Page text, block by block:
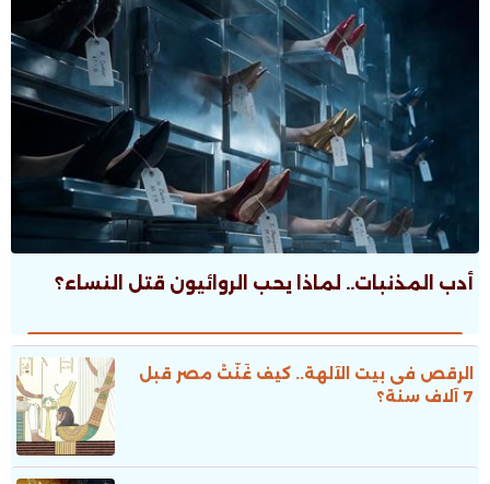
أدب المذنبات.. لماذا يحب الروائيون قتل النساء؟
الرقص فى بيت الآلهة.. كيف غَنَّتْ مصر قبل
7 آلاف سنة؟